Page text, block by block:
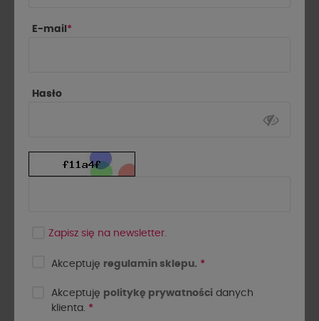
KOSZULA WIĄZANA LA
E-mail *
Hasło
Zapisz się na newsletter.
Akceptuję regulamin sklepu. *
Akceptuję politykę prywatności danych
klienta. *